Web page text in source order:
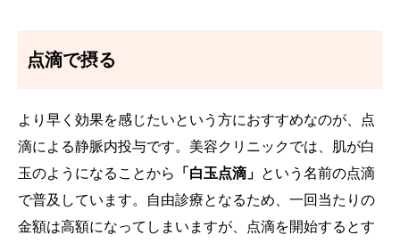
点滴で摂る
より早く効果を感じたいという方におすすめなのが、点
滴による静脈内投与です。美容クリニックでは、肌が白
玉のようになることから
「白玉点滴」 という名前の点滴
で普及しています。自由診療となるため、一回当たりの
金額は高額になってしまいますが、点滴を開始するとす